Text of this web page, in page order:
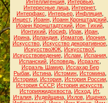
Интеллигенция, Интервью,
Интересные лица Интернет,
Интерфакс
Интерьер Инфляция
Инцест, Иоанн, Иоанн Кронштадский,
Иоанн Кронштадтский Ион Тихий
Ионтихий Иосиф Ирак Иран
Ирина Ирландия Ирматов Ирония
Искусство Искусство декоративное
ИскусствоЖЖ ИскусствоХ
Искусствоведение, Ислам Испания,
Испанский Исповедь Исраэлс
Исраэль Шамир, Иссахар Бер
Рыбак Истина Истомин Истомина
Историки, История, История России,
История СССР, История искусств
Историяжидохвоста Исход Ит,
Италия, Иудейщина, Ихлов, Ищенко,